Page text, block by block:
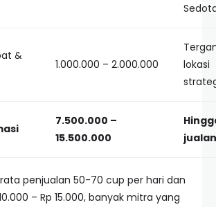
&
1.000.000 – 2.000.000
lokasi
7.500.000 –
15.500.000
jualan
penjualan 50-70 cup per hari dan
– Rp 15.000, banyak mitra yang